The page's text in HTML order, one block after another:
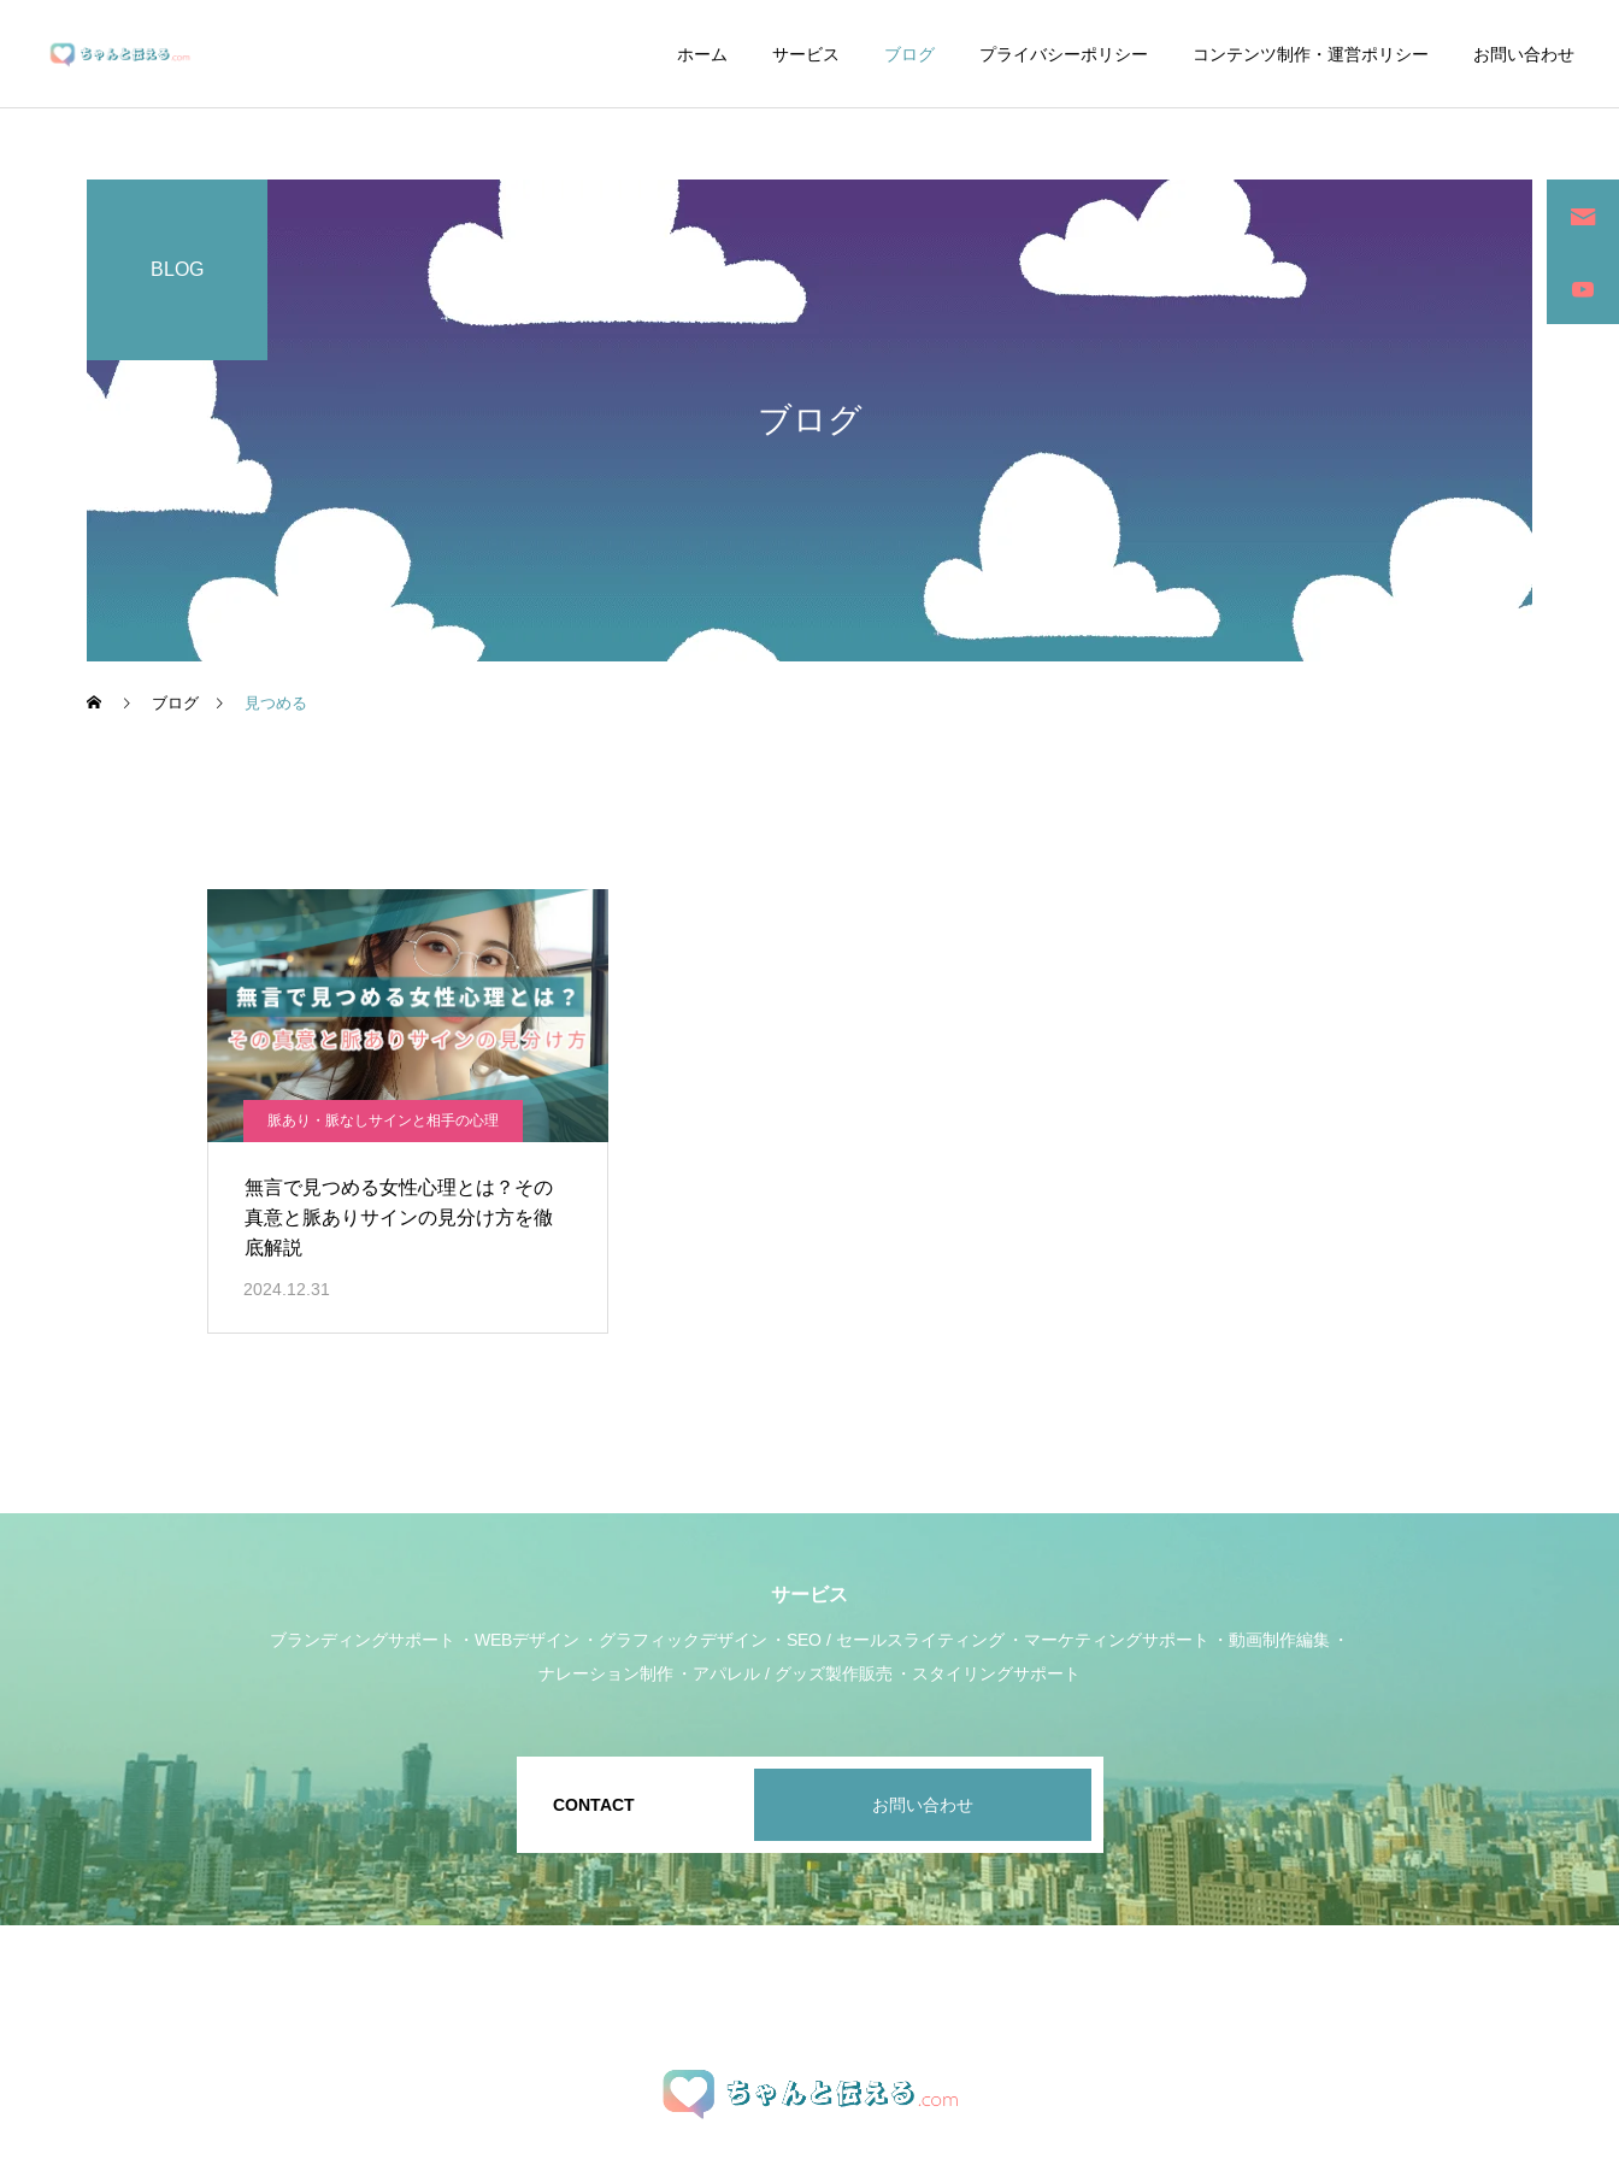
ホーム サービス ブログ プライバシーポリシー コンテンツ制作・運営ポリシー お問い合わせ
詳細を見る
ブランディングサポート グラフィックデザイン SEO / セールスライティング
ブログ
BLOG
ブログ 見つめる
脈あり・脈なしサインと相手の心理
無言で見つめる女性心理とは？その
真意と脈ありサインの見分け方を徹
底解説
2024.12.31
サービス
ブランディングサポート WEBデザイン グラフィックデザイン SEO / セールスライティング マーケティングサポート
動画制作編集
ナレーション制作
アパレル / グッズ製作販売 スタイリングサポート
CONTACT お問い合わせ